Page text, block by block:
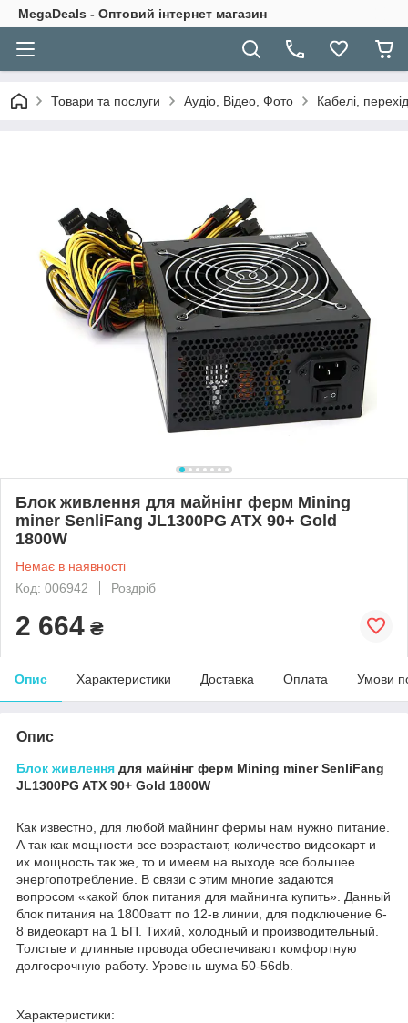
MegaDeals - Оптовий інтернет магазин
Товари та послуги Аудіо, Відео, Фото Кабелі,
Блок живлення для майнінг ферм Mining
miner SenliFang JL1300PG ATX 90+ Gold
1800W
Немає в наявності
Код: 006942
Роздріб
2 664 ₴
Опис Характеристики Доставка Оплата Умови
Опис
Блок живлення для майнінг ферм Mining miner SenliFang
JL1300PG ATX 90+ Gold 1800W
Как известно, для любой майнинг фермы нам нужно питание.
А так как мощности все возрастают, количество видеокарт и
их мощность так же, то и имеем на выходе все большее
энергопотребление. В связи с этим многие задаются
вопросом «какой блок питания для майнинга купить». Данный
блок питания на 1800ватт по 12-в линии, для подключение 6-
8 видеокарт на 1 БП. Тихий, холодный и производительный.
Толстые и длинные провода обеспечивают комфортную
долгосрочную работу. Уровень шума 50-56db.
Характеристики: